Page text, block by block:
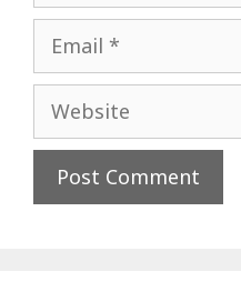
Email
Website